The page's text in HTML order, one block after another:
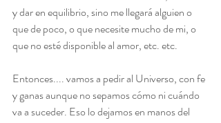
y dar en equilibrio, sino me llegará alguien o
que de poco, o que necesite mucho de mi, o
que no esté disponible al amor, etc. etc.
Entonces.... vamos a pedir al Universo, con fe
y ganas aunque no sepamos cómo ni cuándo
va a suceder. Eso lo dejamos en manos del